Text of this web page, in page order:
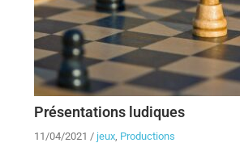
Présentations ludiques
11/04/2021 / jeux, Productions